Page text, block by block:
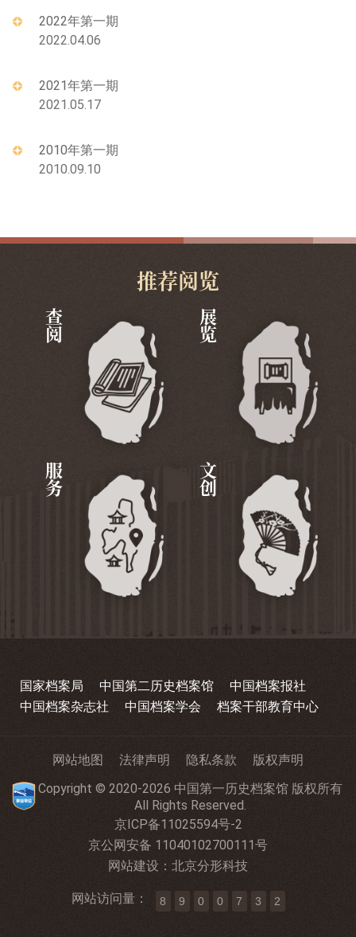
2022年第一期
2022.04.06
2021年第一期
2021.05.17
2010年第一期
2010.09.10
推荐阅览
查阅 展览
服务 文创
国家档案局 中国第二历史档案馆
中国档案报社
中国档案杂志社
中国档案学会 档案干部教育中心
网站地图 法律声明 隐私条款
版权声明
Copyright © 2020-2026 中国第一历史档案馆 版权所有
All Rights Reserved.
京ICP备11025594号-2
京公网安备 11040102700111号
网站建设 ： 北京分形科技
网站访问量： 8 9 0 0 7 3 2